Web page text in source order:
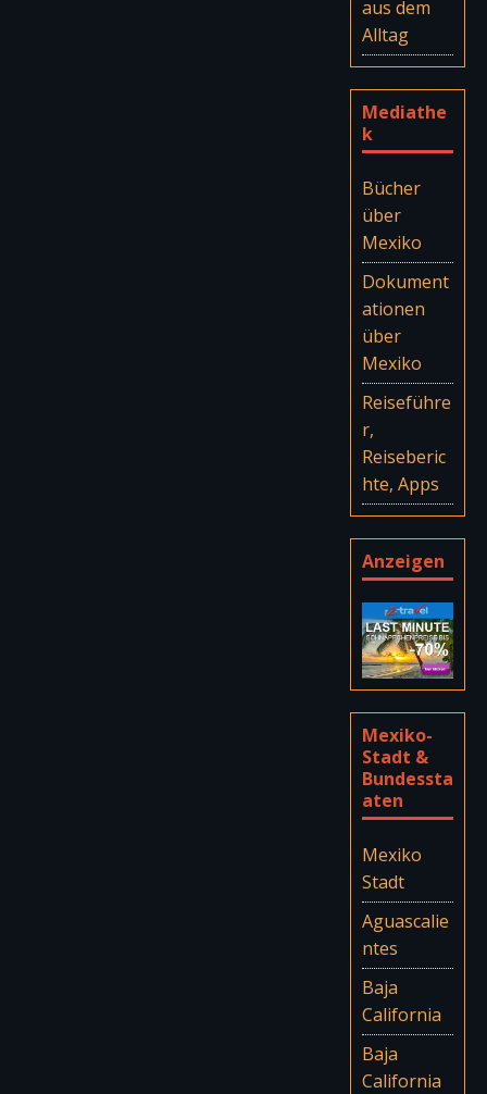
aus dem
Alltag
Mediathe
k
Bücher
über
Mexiko
Dokument
ationen
über
Mexiko
Reiseführe
r,
Reiseberic
hte, Apps
Anzeigen
Mexiko-
Stadt &
Bundessta
aten
Mexiko
Stadt
Aguascalie
ntes
Baja
California
Baja
California